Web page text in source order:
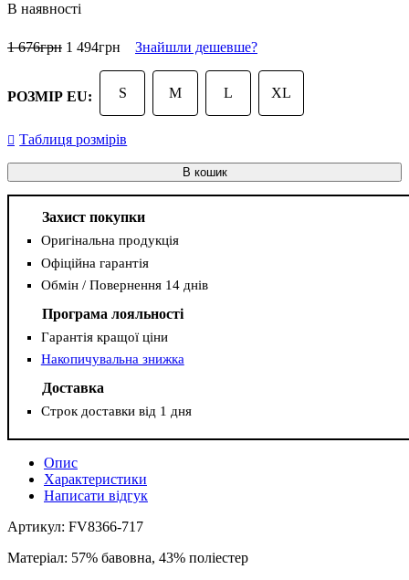
В наявності
1 676грн 1 494грн Знайшли дешевше?
РОЗМІР EU: S M L XL
Таблиця розмірів
В кошик
Захист покупки
Оригінальна продукція
Офіційна гарантія
Обмін / Повернення 14 днів
Програма лояльності
Гарантія кращої ціни
Накопичувальна знижка
Доставка
Строк доставки від 1 дня
Опис
Характеристики
Написати відгук
Артикул: FV8366-717
Матеріал: 57% бавовна, 43% поліестер